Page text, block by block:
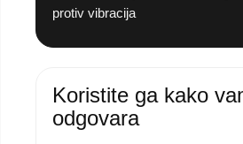
protiv vibracija
Koristite ga kako
odgovara